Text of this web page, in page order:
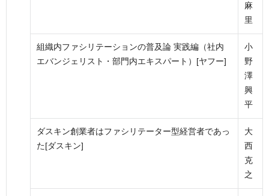
麻
里
組織内ファシリテーションの普及論 実践編（社内
エバンジェリスト・部門内エキスパート）[ヤフー]
小
野
澤
興
平
ダスキン創業者はファシリテーター型経営者であっ
た[ダスキン]
大
西
克
之